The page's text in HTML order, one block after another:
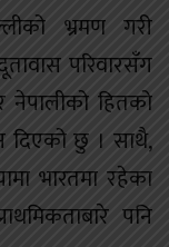
भ्रमण गरी
परिवारसँग
नेपालीको हितको
दिएको छु । साथै,
भारतमा रहेका
पनि